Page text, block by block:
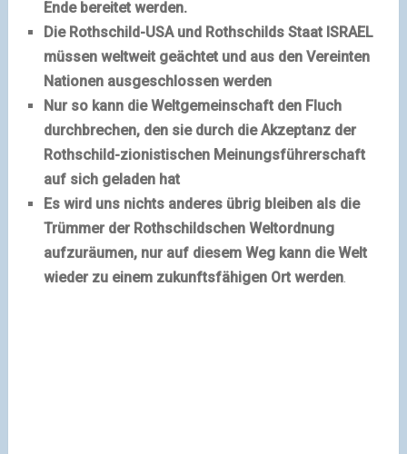
Ende bereitet werden.
Die Rothschild-USA und Rothschilds Staat ISRAEL
müssen weltweit geächtet und aus den Vereinten
Nationen ausgeschlossen werden
Nur so kann die Weltgemeinschaft den Fluch
durchbrechen, den sie durch die Akzeptanz der
Rothschild-zionistischen Meinungsführerschaft
auf sich geladen hat
Es wird uns nichts anderes übrig bleiben als die
Trümmer der Rothschildschen Weltordnung
aufzuräumen, nur auf diesem Weg kann die Welt
wieder zu einem zukunftsfähigen Ort werden.